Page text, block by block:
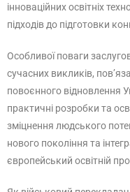
інноваційних освітніх
підходів до підготовки
Особливої поваги
сучасних викликів,
повоєнного відновлення
практичні розробки та
зміцнення людського
нового покоління та
європейський освітній